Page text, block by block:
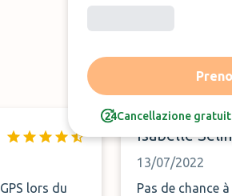
Cancellazione
lors du
Isabelle
13/07/2022
Pas de chance